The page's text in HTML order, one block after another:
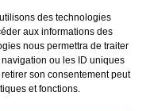
des technologies
aux informations des
nous permettra de traiter
ou les ID uniques
son consentement peut
et fonctions.